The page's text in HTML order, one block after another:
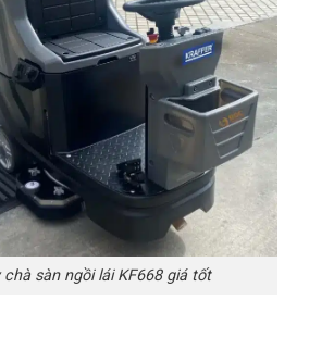
chà sàn ngồi lái KF668 giá tốt